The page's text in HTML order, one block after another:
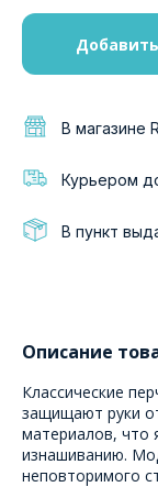
В магазине
Курьером
В пункт
Описание
Классические
защищают руки
материалов, что
изнашиванию.
неповторимого